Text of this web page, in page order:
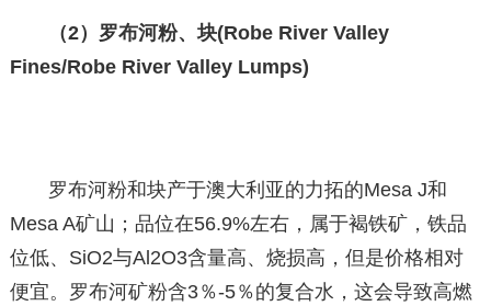
（2）罗布河粉、块(Robe River Valley
Fines/Robe River Valley Lumps)
罗布河粉和块产于澳大利亚的力拓的Mesa J和
Mesa A矿山；品位在56.9%左右，属于褐铁矿，铁品
位低、SiO2与Al2O3含量高、烧损高，但是价格相对
便宜。罗布河矿粉含3％-5％的复合水，这会导致高燃